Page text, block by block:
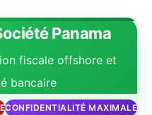
Panama
fiscale offshore et
bancaire
CONFIDENTIALITÉ MAXIMALE